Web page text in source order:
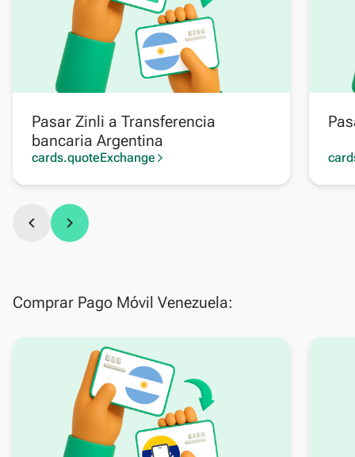
Pasar Zinli a Transferencia
bancaria Argentina
cards.quoteExchange arrow_forward_ios
chevron_left chevron_right
Comprar Pago Móvil Venezuela: